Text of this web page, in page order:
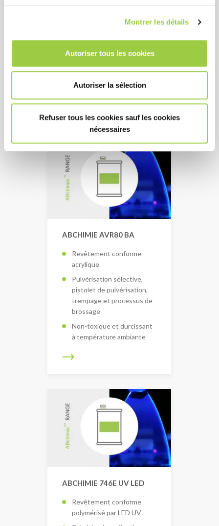
Montrer les détails
Autoriser tous les cookies
Autoriser la sélection
Refuser tous les cookies sauf les cookies
nécessaires
Revêtement conforme
Pulvérisation sélective,
procédé au pistolet et à la
sans COV
ABCHIMIE AVR80 BA
Revêtement conforme
acrylique
Pulvérisation sélective,
pistolet de pulvérisation,
trempage et processus de
brossage
Non-toxique et durcissant
à température ambiante
ABCHIMIE 746E UV LED
Revêtement conforme
polymérisé par LED UV